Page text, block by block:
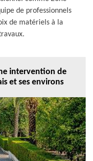
de professionnels
de matériels à la
intervention de
et ses environs